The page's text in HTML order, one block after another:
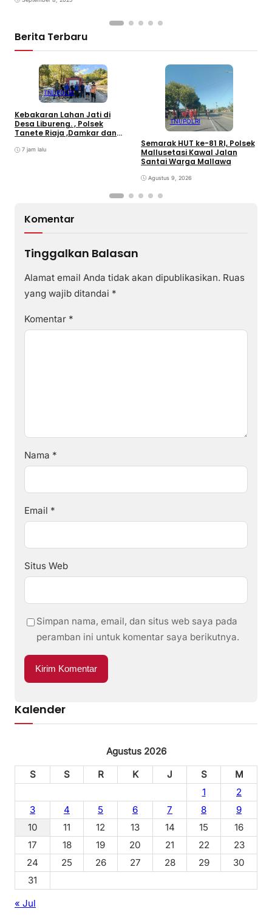
Berita Terbaru
TNI/POLRI
Kebakaran Lahan Jati di
Desa Libureng. , Polsek
Tanete Riaja ,Damkar dan
7 jam lalu
TNI/POLRI
Semarak HUT ke-81 RI, Polsek
Mallusetasi Kawal Jalan
Santai Warga Mallawa
Agustus 9, 2026
Komentar
Tinggalkan Balasan
Alamat email Anda tidak akan dipublikasikan. Ruas
yang wajib ditandai *
Komentar *
Nama *
Email *
Situs Web
Simpan nama, email, dan situs web saya pada
peramban ini untuk komentar saya berikutnya.
Kalender
Agustus 2026
S
S R K J S
M
1
2
3
4 5 6 7 8
9
10
11 12 13 14 15
16
17
18 19 20 21 22
23
24
25 26 27 28 29
30
31
« Jul